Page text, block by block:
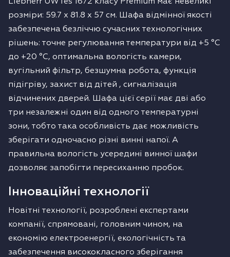
розміри: 59.7 x 81.8 x 57 см. Шафа відмінної якості
забезпечена безліччю сучасних технологічних
рішень: точне регулювання температури від +5 °C
до +20 °C, оптимальна вологість камери,
вугільний фільтр, безшумна робота, функція
підігріву, захист від дітей , сигналізація
відчинених дверей. Шафа цієї серії має дві або
три незалежні один від одного температурні
зони, тобто така особливість дає можливість
зберігати одночасно різні винні напої. А
правильна вологість усередині винної шафи
дозволяє запобігти пересиханню пробок.
Інноваційні технології
Новітні технології, розроблені експертами
компанії, спрямовані, головним чином, на
економію електроенергії, екологічність та
забезпечення висококласного зберігання